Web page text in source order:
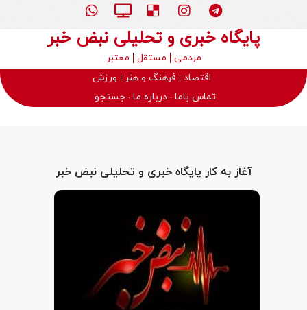
پایگاه خبری و تحلیلی نبض خبر
مردمی مستقل
معتبر
اقتصاد
فرهنگ و هنر
ورزش
تماس باما درباره ما جستجو
آغاز به کار پایگاه خبری و تحلیلی نبض خبر